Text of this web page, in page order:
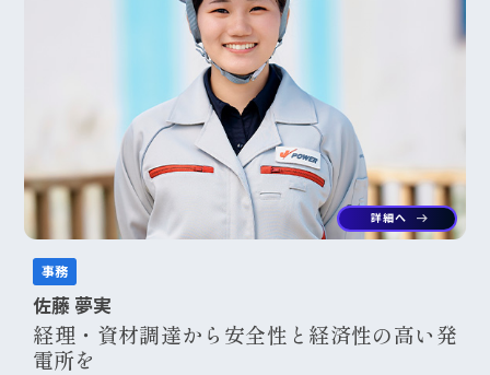
詳細へ arrow_right_alt
事務
佐藤 夢実
経理・資材調達から安全性と経済性の高い発
電所を